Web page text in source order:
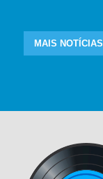
MAIS NOTÍCIAS